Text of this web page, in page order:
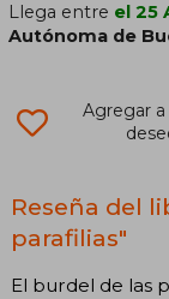
Llega entre el 25
Autónoma de
Agregar a
Reseña del
parafilias"
El burdel de las